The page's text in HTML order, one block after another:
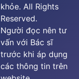
khỏe. All Rights
Reserved.
Người đọc nên tư
vấn với Bác sĩ
trước khi áp dụng
các thông tin trên